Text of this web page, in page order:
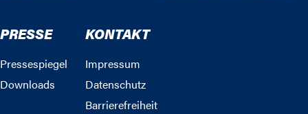
PRESSE
Pressespiegel
Downloads
KONTAKT
Impressum
Datenschutz
Barrierefreiheit